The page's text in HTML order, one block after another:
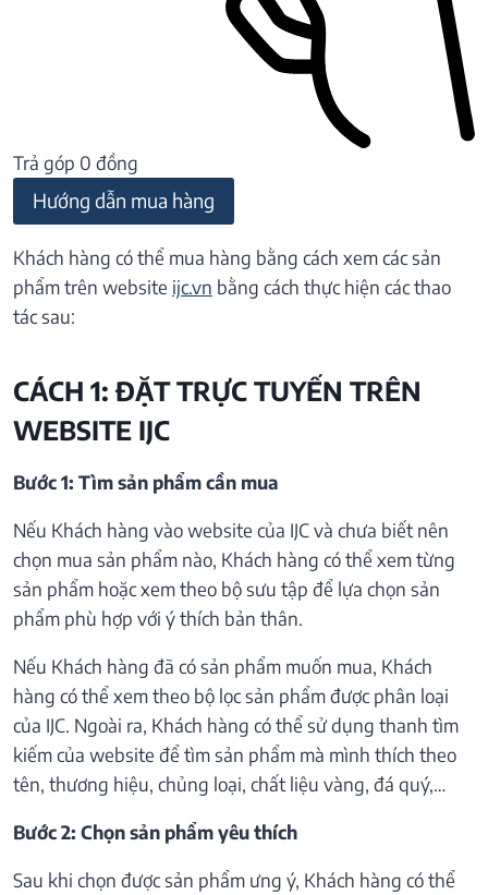
Trả góp 0 đồng
Hướng dẫn mua hàng
Khách hàng có thể mua hàng bằng cách xem các sản
phẩm trên website ijc.vn bằng cách thực hiện các thao
tác sau:
CÁCH 1: ĐẶT TRỰC TUYẾN TRÊN
WEBSITE IJC
Bước 1: Tìm sản phẩm cần mua
Nếu Khách hàng vào website của IJC và chưa biết nên
chọn mua sản phẩm nào, Khách hàng có thể xem từng
sản phẩm hoặc xem theo bộ sưu tập để lựa chọn sản
phẩm phù hợp với ý thích bản thân.
Nếu Khách hàng đã có sản phẩm muốn mua, Khách
hàng có thể xem theo bộ lọc sản phẩm được phân loại
của IJC. Ngoài ra, Khách hàng có thể sử dụng thanh tìm
kiếm của website để tìm sản phẩm mà mình thích theo
tên, thương hiệu, chủng loại, chất liệu vàng, đá quý,…
Bước 2: Chọn sản phẩm yêu thích
Sau khi chọn được sản phẩm ưng ý, Khách hàng có thể